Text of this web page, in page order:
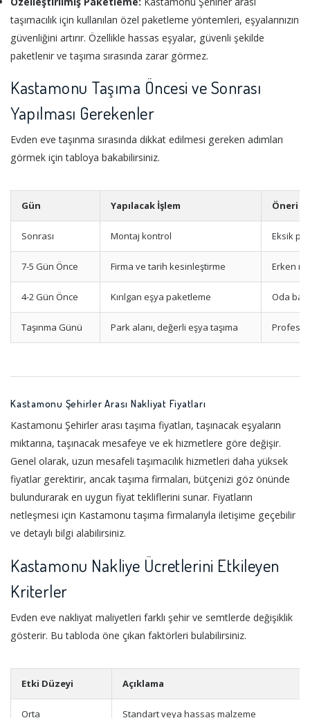
taşımacılık için kullanılan özel paketleme yöntemleri, eşyalarınızın
güvenliğini artırır. Özellikle hassas eşyalar, güvenli şekilde
paketlenir ve taşıma sırasında zarar görmez.
Kastamonu Taşıma Öncesi ve Sonrası
Yapılması Gerekenler
Evden eve taşınma sırasında dikkat edilmesi gereken adımları
görmek için tabloya bakabilirsiniz.
Gün Yapılacak İşlem Öneri
Sonrası Montaj kontrol Eksik
7-5 Gün Önce Firma ve tarih kesinleştirme Erken
4-2 Gün Önce Kırılgan eşya paketleme Oda
Taşınma Günü Park alanı, değerli eşya taşıma
Kastamonu Şehirler Arası Nakliyat Fiyatları
Kastamonu Şehirler arası taşıma fiyatları, taşınacak eşyaların
miktarına, taşınacak mesafeye ve ek hizmetlere göre değişir.
Genel olarak, uzun mesafeli taşımacılık hizmetleri daha yüksek
fiyatlar gerektirir, ancak taşıma firmaları, bütçenizi göz önünde
bulundurarak en uygun fiyat tekliflerini sunar. Fiyatların
netleşmesi için Kastamonu taşıma firmalarıyla iletişime geçebilir
ve detaylı bilgi alabilirsiniz.
Kastamonu Nakliye Ücretlerini Etkileyen
Kriterler
Evden eve nakliyat maliyetleri farklı şehir ve semtlerde değişiklik
gösterir. Bu tabloda öne çıkan faktörleri bulabilirsiniz.
Etki Düzeyi Açıklama
Orta Standart veya hassas malzeme